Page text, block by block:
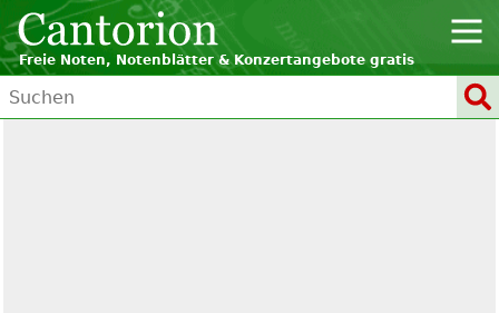
Freie Noten, Notenblätter & Konzertangebote gratis